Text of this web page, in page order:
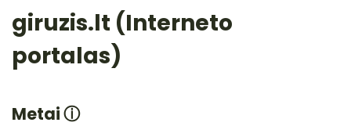
giruzis.lt (Interneto
portalas)
Metaiⓘ